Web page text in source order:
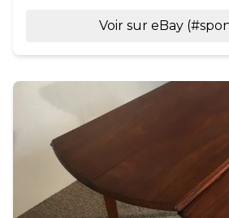
Voir sur eBay